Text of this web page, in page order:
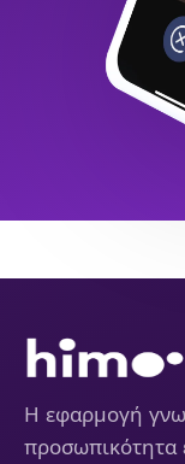
Η εφαρμογή
προσωπικότητα